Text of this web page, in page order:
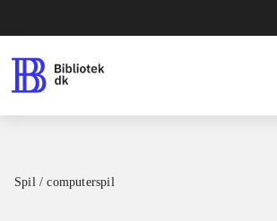
Spil / computerspil